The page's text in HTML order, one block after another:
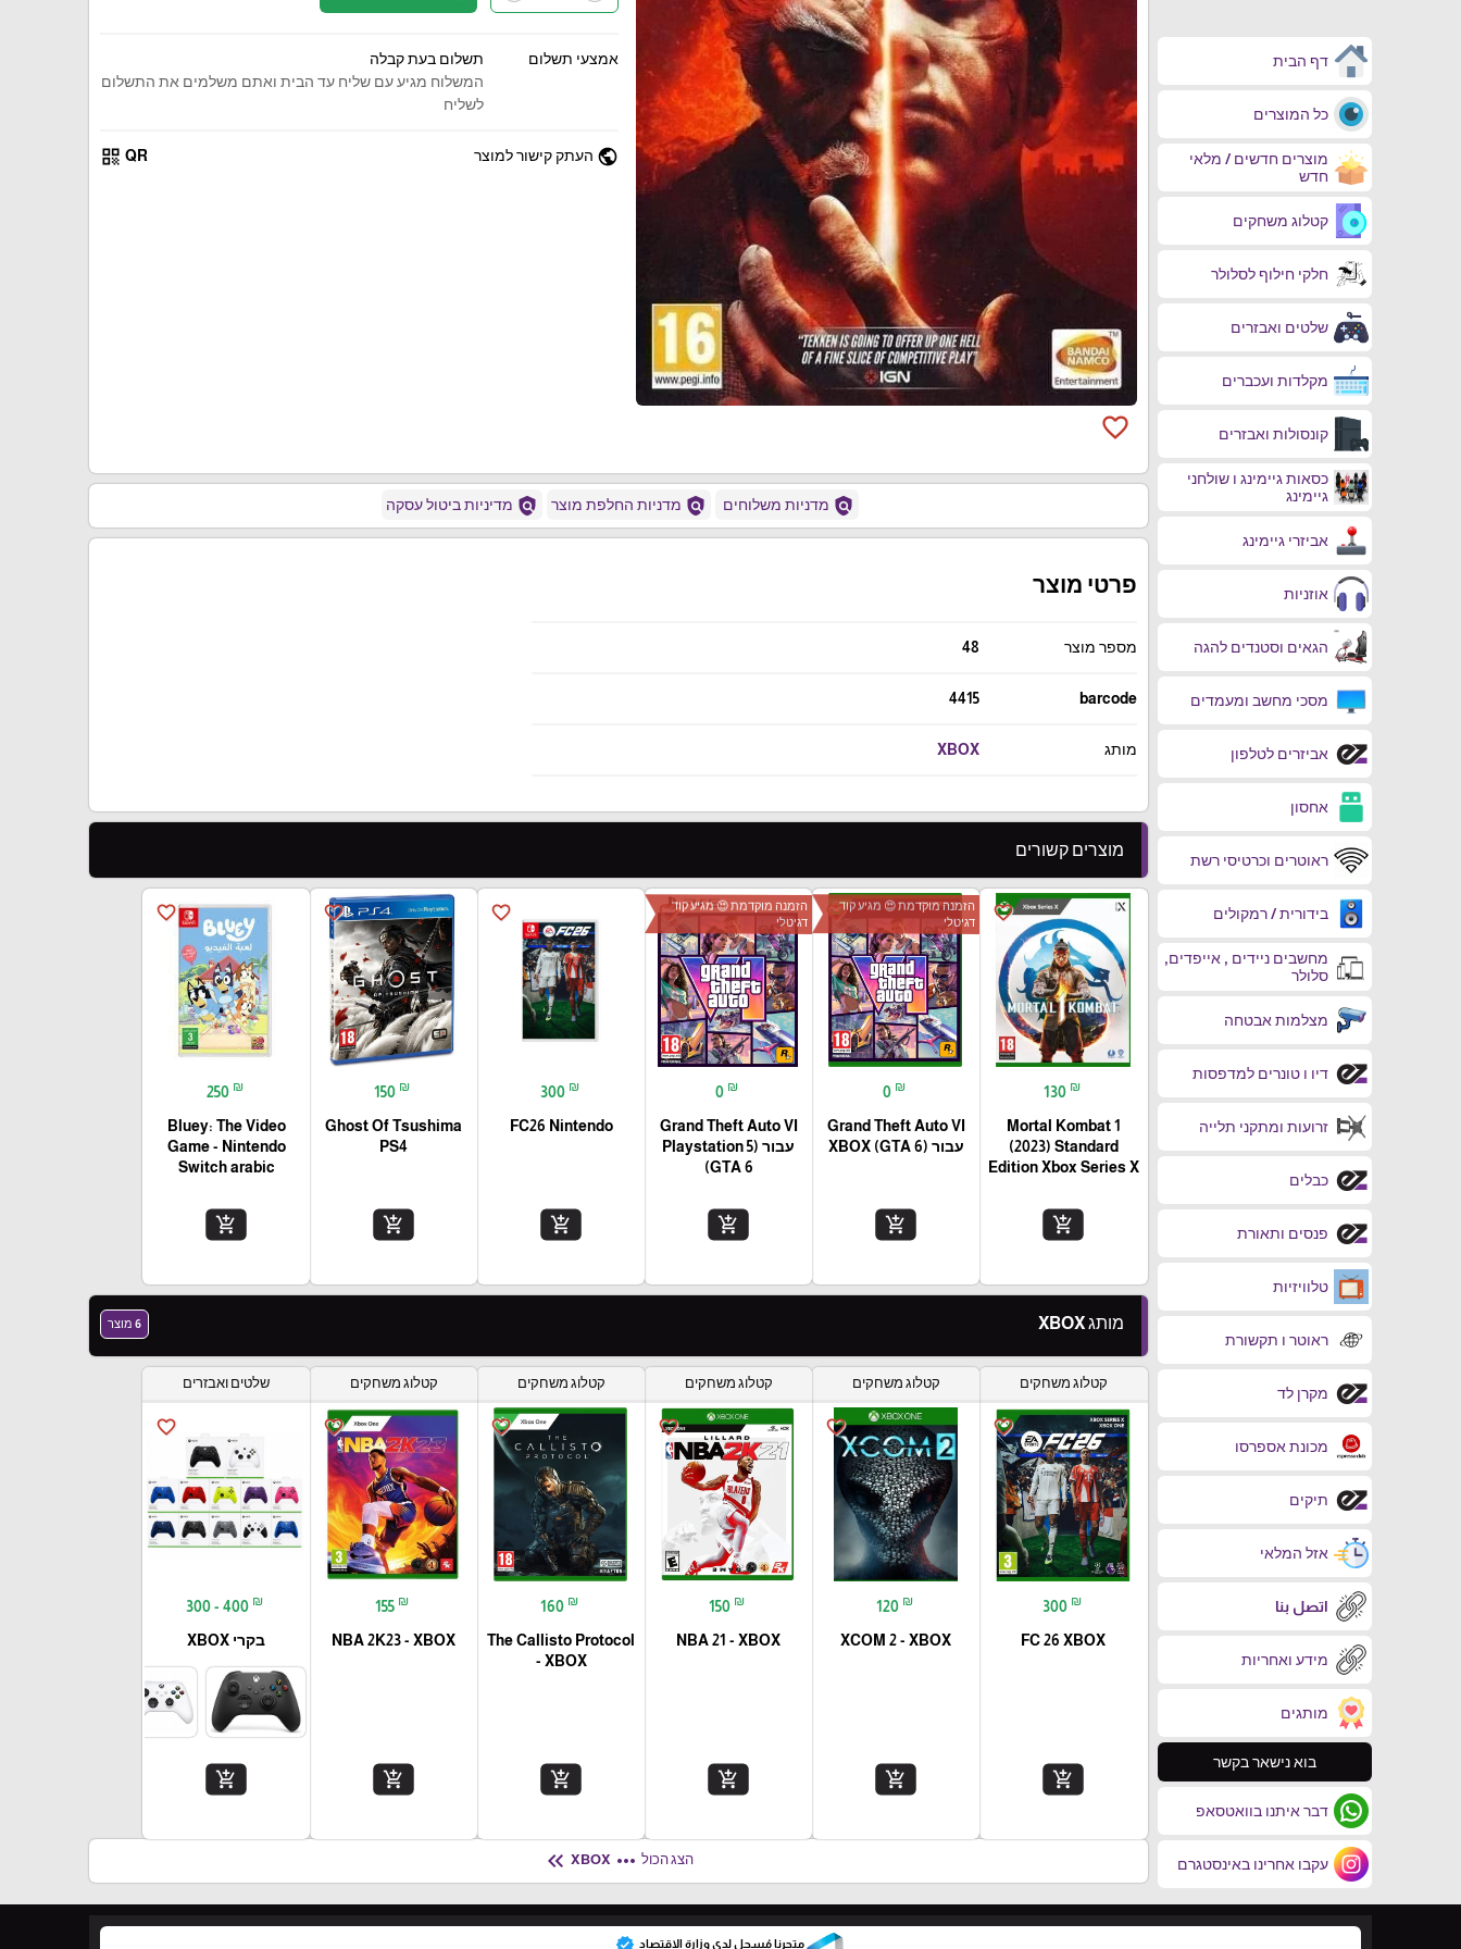
דף הבית
כל המוצרים
מוצרים חדשים / מלאי
חדש
קטלוג משחקים
חלקי חילוף לסלולר
שלטים ואבזרים
מקלדות ועכברים
קונסולות ואבזרים
כסאות גיימינג ו שולחני
גיימינג
אביזרי גיימינג
אוזניות
הגאים וסטנדים להגה
מסכי מחשב ומעמדים
אביזרים לטלפון
אחסון
ראוטרים וכרטיסי רשת
בידורית / רמקולים
מחשבים ניידים , אייפדים,
סלולר
מצלמות אבטחה
דיו ו טונרים למדפסות
זרועות ומתקני תלייה
כבלים
פנסים ותאורת
טלוויזיות
ראוטר ו תקשורת
מקרן לד
מכונת אספרסו
תיקים
אזל המלאי
اتصل بنا
מידע ואחריות
מותגים
בוא נישאר בקשר
דבר איתנו בוואטסאפ
עקבו אחרינו באינסטגרם
favorite_border
אמצעי תשלום
תשלום בעת קבלה
המשלוח מגיע עם שליח עד הבית ואתם משלמים את התשלום
לשליח
public העתק קישור למוצר QR
qr_code
policy מדניות משלוחים policy מדניות החלפת מוצר policy מדיניות ביטול עסקה
פרטי מוצר
מספר מוצר 48
barcode
4415
מותג XBOX
מוצרים קשורים
favorite_border
130 ₪
Mortal Kombat 1
(2023) Standard
Edition Xbox Series X
add_shopping_cart
favorite_borderהזמנה מוקדמת 😍 מגיע קוד
דגיטלי
0 ₪
Grand Theft Auto VI
עבור (XBOX (GTA 6
add_shopping_cart
favorite_borderהזמנה מוקדמת 😍 מגיע קוד
דגיטלי
0 ₪
Grand Theft Auto VI
עבור (Playstation 5
(GTA 6
add_shopping_cart
favorite_border
300 ₪
FC26 Nintendo
add_shopping_cart
favorite_border
150 ₪
Ghost Of Tsushima
PS4
add_shopping_cart
favorite_border
250 ₪
Bluey: The Video
Game - Nintendo
Switch arabic
add_shopping_cart
מותג XBOX 6 מוצר
קטלוג משחקים
favorite_border
300 ₪
FC 26 XBOX
add_shopping_cart
קטלוג משחקים
favorite_border
120 ₪
XCOM 2 - XBOX
add_shopping_cart
קטלוג משחקים
favorite_border
150 ₪
NBA 21 - XBOX
add_shopping_cart
קטלוג משחקים
favorite_border
160 ₪
The Callisto Protocol
- XBOX
add_shopping_cart
קטלוג משחקים
favorite_border
155 ₪
NBA 2K23 - XBOX
add_shopping_cart
שלטים ואבזרים
favorite_border
300 - 400 ₪
בקרי XBOX
add_shopping_cart
הצג הכול more_horiz
keyboard_double_arrow_left
متجرنا مُسجل لدى وزارة الإقتصاد verified